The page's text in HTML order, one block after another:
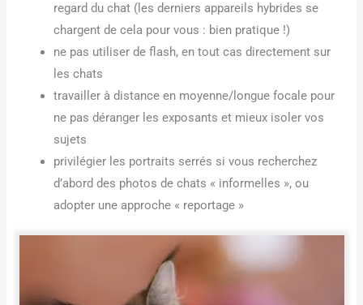
regard du chat (les derniers appareils hybrides se
chargent de cela pour vous : bien pratique !)
ne pas utiliser de flash, en tout cas directement sur
les chats
travailler à distance en moyenne/longue focale pour
ne pas déranger les exposants et mieux isoler vos
sujets
privilégier les portraits serrés si vous recherchez
d’abord des photos de chats « informelles », ou
adopter une approche « reportage »